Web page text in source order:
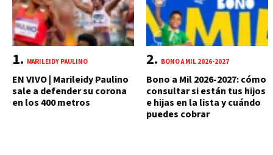
MARILEIDY PAULINO
EN VIVO | Marileidy Paulino
sale a defender su corona
en los 400 metros
BONO A MIL 2026-2027
Bono a Mil 2026-2027: cómo
consultar si están tus hijos
e hijas en la lista y cuándo
puedes cobrar